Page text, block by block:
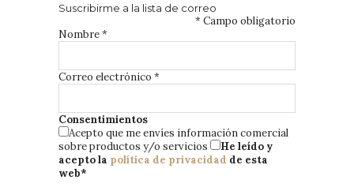
Suscribirme a la lista de correo
* Campo obligatorio
Nombre*
Correo electrónico *
Consentimientos
Acepto que me envíes información comercial
sobre productos y/o servicios
He leído y
acepto la política de privacidad de esta
web*